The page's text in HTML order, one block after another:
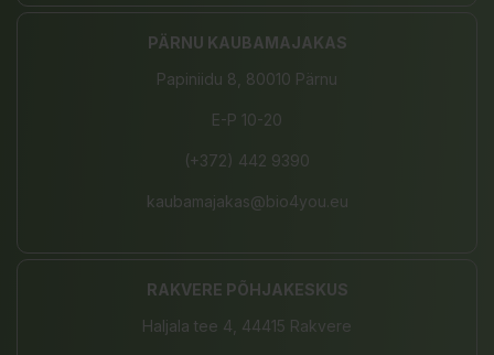
PÄRNU KAUBAMAJAKAS
Papiniidu 8, 80010 Pärnu
E-P 10-20
(+372) 442 9390
kaubamajakas@bio4you.eu
RAKVERE PÕHJAKESKUS
Haljala tee 4, 44415 Rakvere